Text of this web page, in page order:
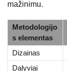
mažinimu.
Metodologijo
s elementas
Dizainas
Dalyviai